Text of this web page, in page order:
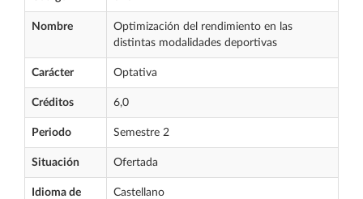
Nombre
Optimización del rendimiento en las
distintas modalidades deportivas
Carácter Optativa
Créditos 6,0
Periodo Semestre 2
Situación Ofertada
Idioma de
Castellano